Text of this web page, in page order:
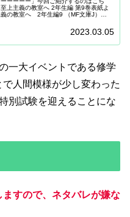
上主義の教室へ 2年生編 第9巻表紙よ
の教室へ 2年生編9 （MF文庫J）
2023.03.05
一大イベントである修学
人間模様が少し変わった
別試験を迎えることにな
すので、ネタバレが嫌な